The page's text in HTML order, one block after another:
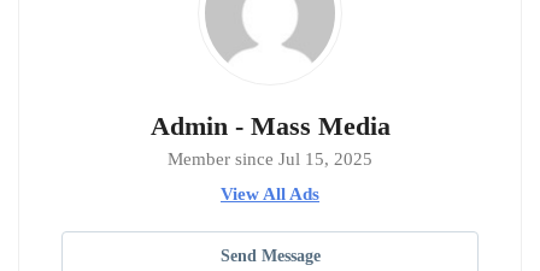
Admin - Mass Media
Member since Jul 15, 2025
View All Ads
Send Message